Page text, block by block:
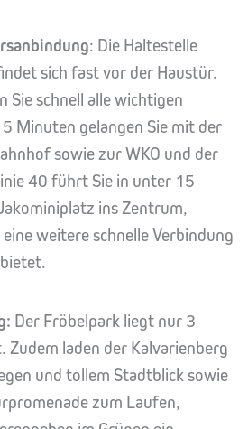
: Die Haltestelle
sich fast vor der Haustür.
Sie schnell alle wichtigen
Minuten gelangen Sie mit der
sowie zur WKO und der
40 führt Sie in unter 15
ins Zentrum,
weitere schnelle Verbindung
Der Fröbelpark liegt nur 3
laden der Kalvarienberg
und tollem Stadtblick sowie
zum Laufen,